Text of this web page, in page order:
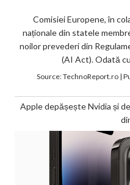
Comisiei Europene, în
naționale din statele
noilor prevederi din
(AI Act). Odată
Source:TechnoReport.ro|
Apple depășește Nvidia și